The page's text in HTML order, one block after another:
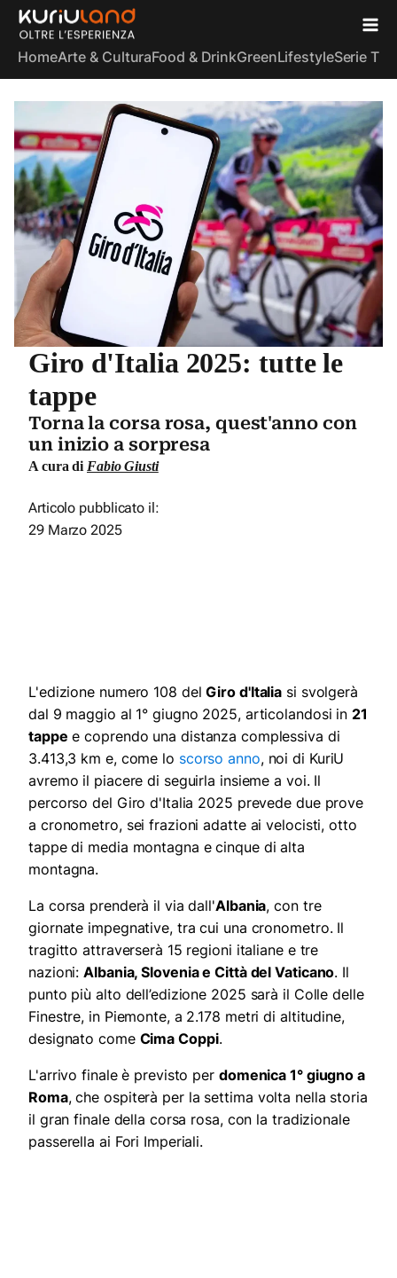
HomeArte & CulturaFood & DrinkGreenLifestyleSerie TV
Giro d'Italia 2025: tutte le
tappe
Torna la corsa rosa, quest'anno con
un inizio a sorpresa
A cura di Fabio Giusti
Articolo pubblicato il:
29 Marzo 2025
L'edizione numero 108 delGiro d'Italia si svolgerà
dal 9 maggio al 1° giugno 2025, articolandosi in21
tappe e coprendo una distanza complessiva di
3.413,3 km e, come lo scorso anno, noi di KuriU
avremo il piacere di seguirla insieme a voi. Il
percorso del Giro d'Italia 2025 prevede due prove
a cronometro, sei frazioni adatte ai velocisti, otto
tappe di media montagna e cinque di alta
montagna.
La corsa prenderà il via dall'Albania, con tre
giornate impegnative, tra cui una cronometro. Il
tragitto attraverserà 15 regioni italiane e tre
nazioni:Albania, Slovenia e Città del Vaticano. Il
punto più alto dell’edizione 2025 sarà il Colle delle
Finestre, in Piemonte, a 2.178 metri di altitudine,
designato come Cima Coppi.
L'arrivo finale è previsto per domenica 1° giugno a
Roma, che ospiterà per la settima volta nella storia
il gran finale della corsa rosa, con la tradizionale
passerella ai Fori Imperiali.